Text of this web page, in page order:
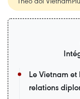
Le Vietnam
relations